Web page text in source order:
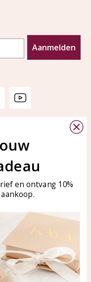
Aanmelden
of WhatsApp Ma-Vr
09:00-17:00
0850003187
0850003187
Sieraden
ons
en ontvang 10%